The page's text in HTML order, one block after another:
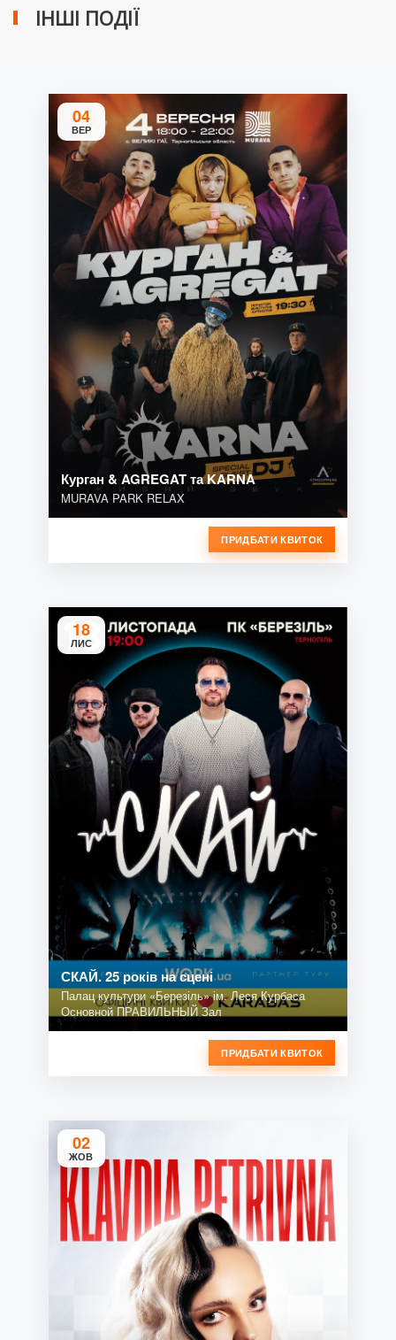
ІНШІ ПОДІЇ
04
ВЕР
Курган & AGREGAT та KARNA
MURAVA PARK RELAX
ПРИДБАТИ КВИТОК
18
ЛИС
СКАЙ. 25 років на сцені
Палац культури «Березіль» ім. Леся Курбаса
Основной ПРАВИЛЬНЫЙ Зал
ПРИДБАТИ КВИТОК
02
ЖОВ